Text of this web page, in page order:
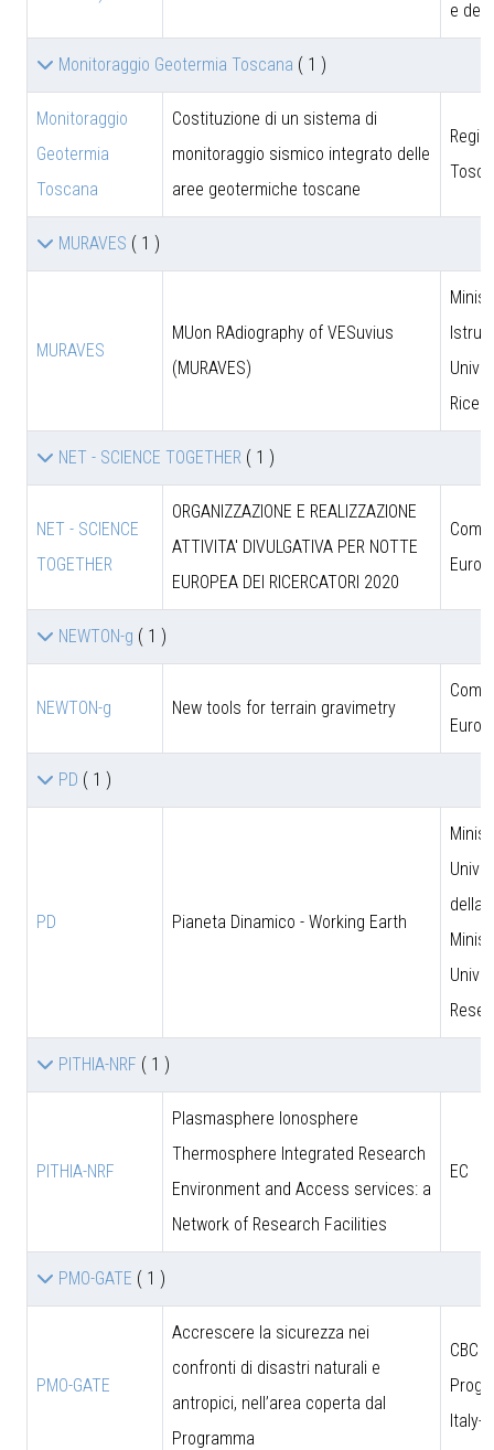
e
Monitoraggio Geotermia Toscana ( 1 )
Monitoraggio
Geotermia
Toscana
Costituzione di un sistema di
monitoraggio sismico integrato delle
aree geotermiche toscane
MURAVES ( 1 )
MURAVES
MUon RAdiography of VESuvius
(MURAVES)
NET - SCIENCE TOGETHER ( 1 )
NET - SCIENCE
TOGETHER
ORGANIZZAZIONE E REALIZZAZIONE
ATTIVITA' DIVULGATIVA PER NOTTE
EUROPEA DEI RICERCATORI 2020
NEWTON-g ( 1 )
NEWTON-g New tools for terrain gravimetry
PD ( 1 )
PD Pianeta Dinamico - Working Earth
della
PITHIA-NRF ( 1 )
PITHIA-NRF
Plasmasphere Ionosphere
Thermosphere Integrated Research
Environment and Access services: a
Network of Research Facilities
EC
PMO-GATE ( 1 )
PMO-GATE
Accrescere la sicurezza nei
confronti di disastri naturali e
antropici, nell’area coperta dal
Programma
CBC
Italy-